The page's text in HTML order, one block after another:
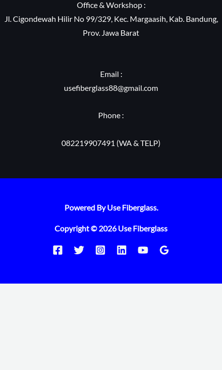
Office & Workshop :
Jl. Cigondewah Hilir No 99/329, Kec. Margaasih, Kab. Bandung,
Prov. Jawa Barat
Email :
usefiberglass88@gmail.com
Phone :
082219907491 (WA & TELP)
Powered By Use Fiberglass.
Copyright © 2026 Use Fiberglass